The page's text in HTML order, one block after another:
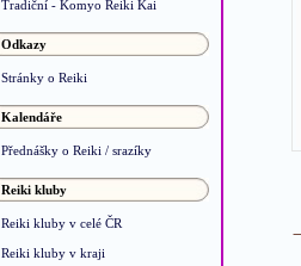
Tradiční - Komyo Reiki Kai
Odkazy
Stránky o Reiki
Kalendáře
Přednášky o Reiki / srazíky
Reiki kluby
Reiki kluby v celé ČR
Reiki kluby v kraji